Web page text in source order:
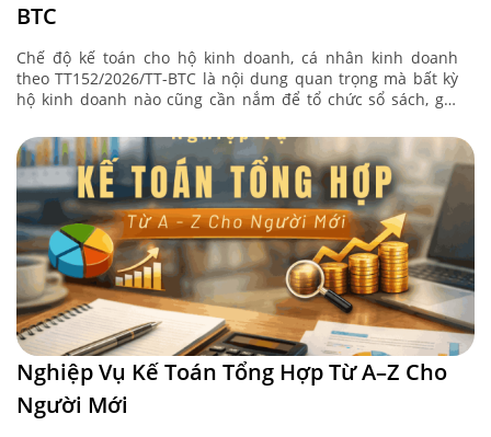
BTC
Chế độ kế toán cho hộ kinh doanh, cá nhân kinh doanh
theo TT152/2026/TT-BTC là nội dung quan trọng mà bất kỳ
hộ kinh doanh nào cũng cần nắm để tổ chức sổ sách, ghi
Nghiệp Vụ Kế Toán Tổng Hợp Từ A–Z Cho
Người Mới